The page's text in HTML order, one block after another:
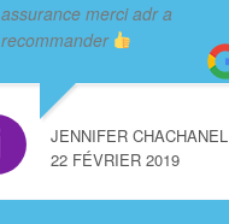
assurance merci adr a
recommander
JENNIFER CHACHANEL
22 FÉVRIER 2019